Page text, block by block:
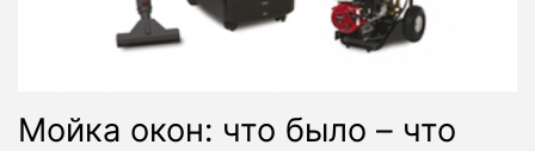
Мойка окон: что было – что